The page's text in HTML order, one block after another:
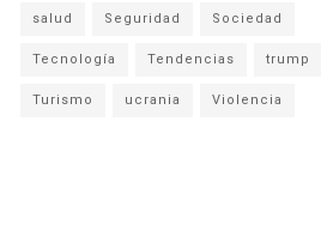
salud Seguridad Sociedad
Tecnología Tendencias trump
Turismo ucrania Violencia